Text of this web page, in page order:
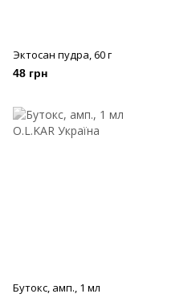
Эктосан пудра, 60 г
48 грн
Бутокс, амп., 1 мл